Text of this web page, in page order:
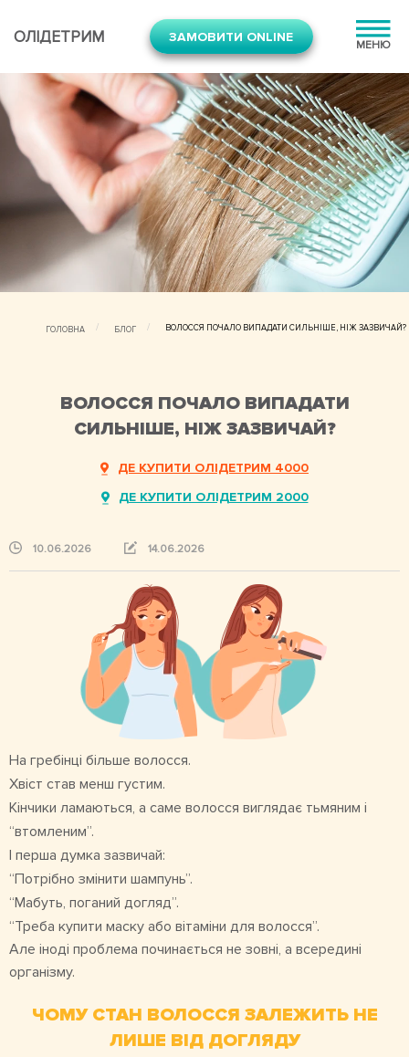
ОЛIДЕТРИМ ЗАМОВИТИ ONLINE
МЕНЮ
ГОЛОВНА БЛОГ ВОЛОССЯ ПОЧАЛО ВИПАДАТИ СИЛЬНІШЕ, НІЖ ЗАЗВИЧАЙ?
ВОЛОССЯ ПОЧАЛО ВИПАДАТИ
СИЛЬНІШЕ, НІЖ ЗАЗВИЧАЙ?
ДЕ КУПИТИ ОЛІДЕТРИМ 4000
ДЕ КУПИТИ ОЛІДЕТРИМ 2000
10.06.2026 14.06.2026
На гребінці більше волосся.
Хвіст став менш густим.
Кінчики ламаються, а саме волосся виглядає тьмяним і
“втомленим”.
І перша думка зазвичай:
“Потрібно змінити шампунь”.
“Мабуть, поганий догляд”.
“Треба купити маску або вітаміни для волосся”.
Але іноді проблема починається не зовні, а всередині
організму.
ЧОМУ СТАН ВОЛОССЯ ЗАЛЕЖИТЬ НЕ
ЛИШЕ ВІД ДОГЛЯДУ